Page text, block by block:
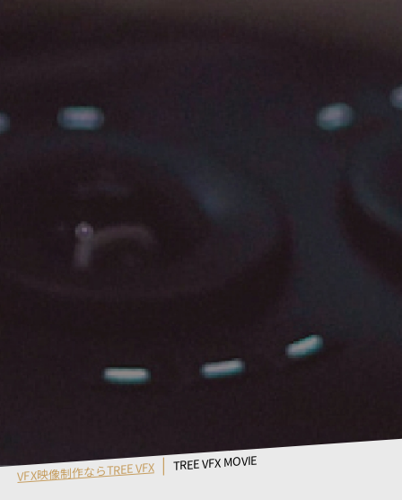
VFX映像制作ならTREE VFX TREE VFX MOVIE